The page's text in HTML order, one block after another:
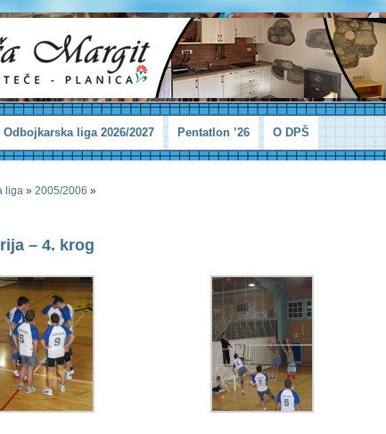
Odbojkarska liga 2026/2027 Pentatlon ’26 O DPŠ
liga » 2005/2006 »
– 4. krog